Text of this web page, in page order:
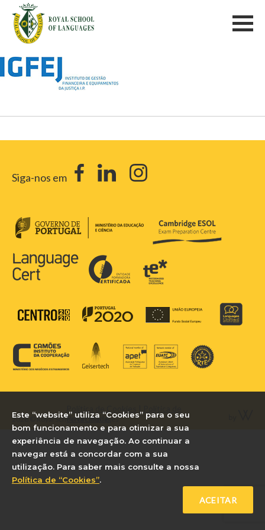
Siga-nos em
2026 © Royal School of Languages
Privacidade
Este “website” utiliza “Cookies” para o seu
bom funcionamento e para otimizar a sua
experiência de navegação. Ao continuar a
navegar está a concordar com a sua
utilização. Para saber mais consulte a nossa
Política de “Cookies”.
ACEITAR